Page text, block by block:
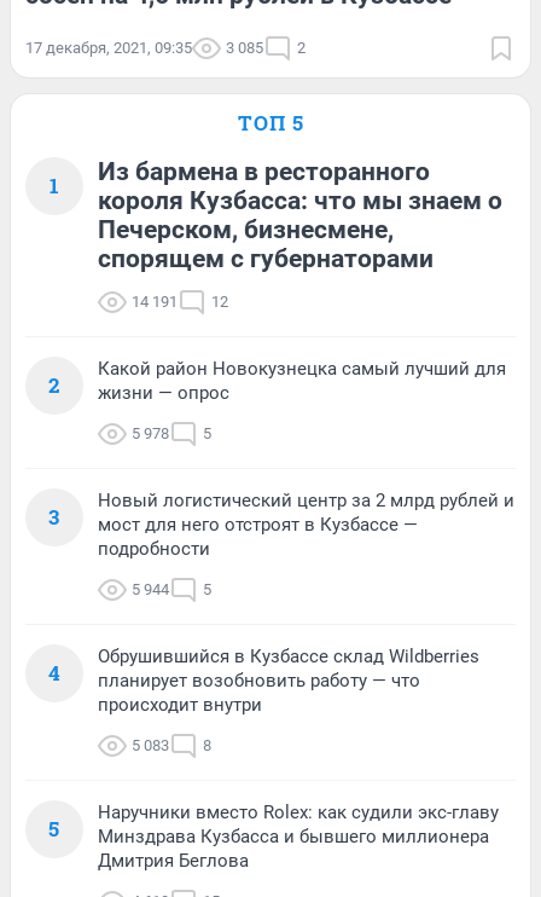
17 декабря, 2021, 09:35 3 085 2
ТОП 5
1
Из бармена в ресторанного
короля Кузбасса: что мы знаем о
Печерском, бизнесмене,
спорящем с губернаторами
14 191 12
2
Какой район Новокузнецка самый лучший для
жизни — опрос
5 978 5
3
Новый логистический центр за 2 млрд рублей и
мост для него отстроят в Кузбассе —
подробности
5 944 5
4
Обрушившийся в Кузбассе склад Wildberries
планирует возобновить работу — что
происходит внутри
5 083 8
5
Наручники вместо Rolex: как судили экс-главу
Минздрава Кузбасса и бывшего миллионера
Дмитрия Беглова